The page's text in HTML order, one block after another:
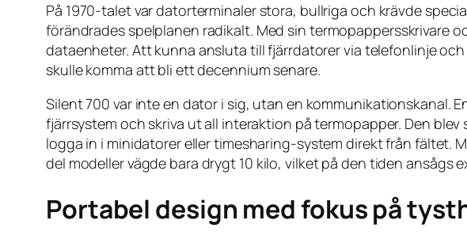
På 1970-talet var datorterminaler stora, bullriga och krävde
förändrades spelplanen radikalt. Med sin termopappersskrivare
dataenheter. Att kunna ansluta till fjärrdatorer via telefonlinje
skulle komma att bli ett decennium senare.
Silent 700 var inte en dator i sig, utan en kommunikationskanal.
fjärrsystem och skriva ut all interaktion på termopapper. Den
logga in i minidatorer eller timesharing-system direkt från fältet.
del modeller vägde bara drygt 10 kilo, vilket på den tiden ansågs
Portabel design med fokus på